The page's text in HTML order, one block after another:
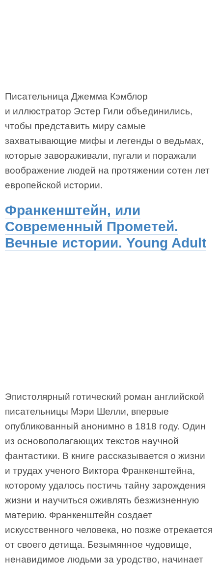
Писательница Джемма Кэмблор
и иллюстратор Эстер Гили объединились,
чтобы представить миру самые
захватывающие мифы и легенды о ведьмах,
которые завораживали, пугали и поражали
воображение людей на протяжении сотен лет
европейской истории.
Франкенштейн, или
Современный Прометей.
Вечные истории. Young Adult
Эпистолярный готический роман английской
писательницы Мэри Шелли, впервые
опубликованный анонимно в 1818 году. Один
из основополагающих текстов научной
фантастики. В книге рассказывается о жизни
и трудах ученого Виктора Франкенштейна,
которому удалось постичь тайну зарождения
жизни и научиться оживлять безжизненную
материю. Франкенштейн создает
искусственного человека, но позже отрекается
от своего детища. Безымянное чудовище,
ненавидимое людьми за уродство, начинает